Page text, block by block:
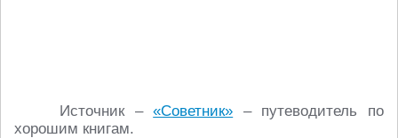
Источник –«Советник» – путеводитель по
хорошим книгам.